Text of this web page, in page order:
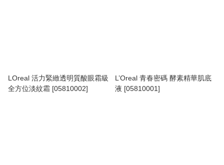
LOreal 活力緊緻透明質酸眼霜級
全方位淡紋霜 [05810002]
L’Oreal 青春密碼 酵素精華肌底
液 [05810001]